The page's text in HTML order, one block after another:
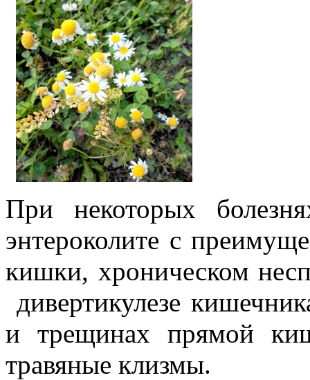
При некоторых
энтероколите с
кишки, хроническом
дивертикулезе
и трещинах прямой
травяные клизмы.